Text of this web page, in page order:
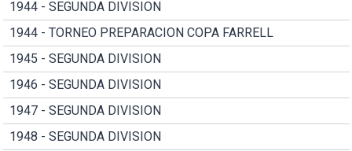
1944 - SEGUNDA DIVISION
1944 - TORNEO PREPARACION COPA FARRELL
1945 - SEGUNDA DIVISION
1946 - SEGUNDA DIVISION
1947 - SEGUNDA DIVISION
1948 - SEGUNDA DIVISION